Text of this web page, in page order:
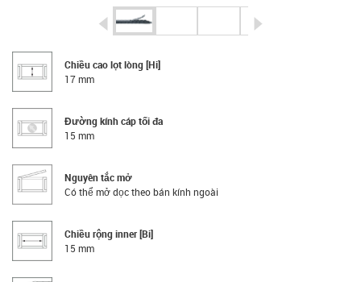
igus-icon-arrow-left
Chiều cao lọt lòng [Hi]
17 mm
Đường kính cáp tối đa
15 mm
Nguyên tắc mở
Có thể mở dọc theo bán kính ngoài
Chiều rộng inner [Bi]
15 mm